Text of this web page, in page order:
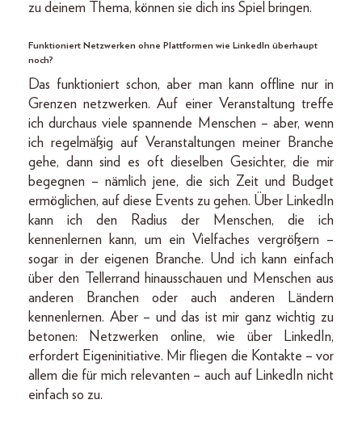
zu deinem Thema, können sie dich ins Spiel bringen.
Funktioniert Netzwerken ohne Plattformen wie LinkedIn überhaupt
noch?
Das funktioniert schon, aber man kann offline nur in
Grenzen netzwerken. Auf einer Veranstaltung treffe
ich durchaus viele spannende Menschen – aber, wenn
ich regelmäßig auf Veranstaltungen meiner Branche
gehe, dann sind es oft dieselben Gesichter, die mir
begegnen – nämlich jene, die sich Zeit und Budget
ermöglichen, auf diese Events zu gehen. Über LinkedIn
kann ich den Radius der Menschen, die ich
kennenlernen kann, um ein Vielfaches vergrößern –
sogar in der eigenen Branche. Und ich kann einfach
über den Tellerrand hinausschauen und Menschen aus
anderen Branchen oder auch anderen Ländern
kennenlernen. Aber – und das ist mir ganz wichtig zu
betonen: Netzwerken online, wie über LinkedIn,
erfordert Eigeninitiative. Mir fliegen die Kontakte – vor
allem die für mich relevanten – auch auf LinkedIn nicht
einfach so zu.